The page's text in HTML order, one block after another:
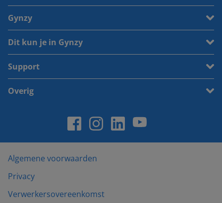
Gynzy
Dit kun je in Gynzy
Support
Overig
Algemene voorwaarden
Privacy
Verwerkersovereenkomst